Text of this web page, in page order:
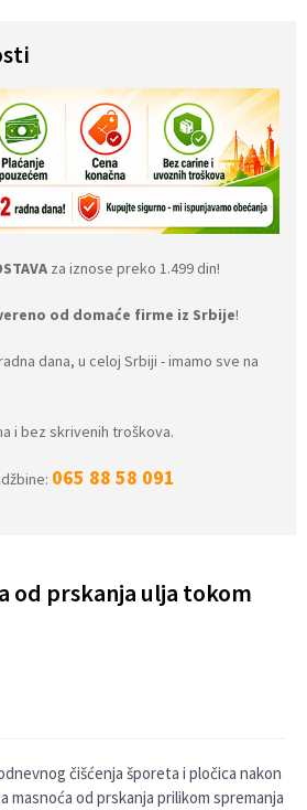
za iznose preko 1.499 din!
od domaće firme iz Srbije!
dana, u celoj Srbiji - imamo sve na
i bez skrivenih troškova.
065 88 58 091
od prskanja ulja tokom
čišćenja šporeta i pločica nakon
masnoća od prskanja prilikom spremanja